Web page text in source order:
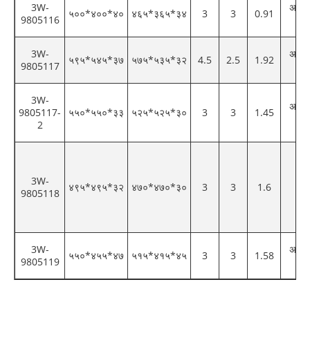
3W-
9805116
५००*४००*४० ४६५*३६५*३४ 3 3 0.91
3W-
9805117
५९५*५४५*३७ ५७५*५३५*३२ 4.5 2.5 1.92
3W-
9805117-
2
५५०*५५०*३३ ५२५*५२५*३० 3 3 1.45
3W-
9805118
४९५*४९५*३२ ४७०*४७०*३० 3 3 1.6
3W-
9805119
५५०*४५५*४७ ५१५*४१५*४५ 3 3 1.58